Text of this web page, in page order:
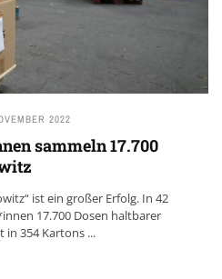
2022
sammeln 17.700
ist ein großer Erfolg. In 42
17.700 Dosen haltbarer
in 354 Kartons ...